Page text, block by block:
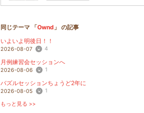
同じテーマ 「Ownd 」 の記事
いよいよ明後日！！
2026-08-07 4
月例練習会セッションへ
2026-08-06 1
バズルセッションちょうど2年に
2026-08-05 1
もっと見る >>